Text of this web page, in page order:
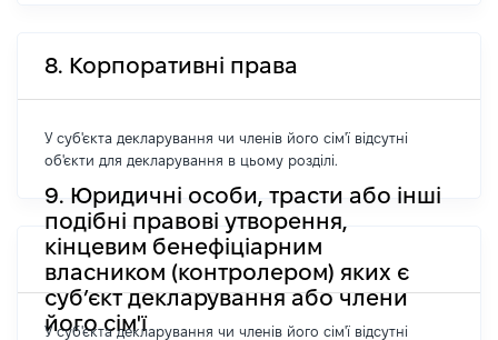
8. Корпоративні права
У суб'єкта декларування чи членів його сім'ї відсутні
об'єкти для декларування в цьому розділі.
9. Юридичні особи, трасти або інші
подібні правові утворення,
кінцевим бенефіціарним
власником (контролером) яких є
суб’єкт декларування або члени
його сім'ї
У суб'єкта декларування чи членів його сім'ї відсутні